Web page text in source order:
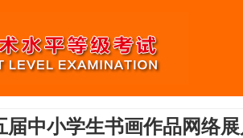
届中小学生书画作品网络